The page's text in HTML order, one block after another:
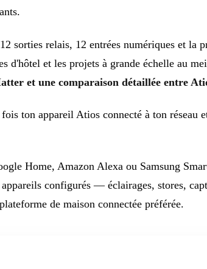
sorties relais, 12 entrées numériques et
d'hôtel et les projets à grande échelle au
et une comparaison détaillée entre
ton appareil Atios connecté à ton réseau
Home, Amazon Alexa ou Samsung
configurés — éclairages, stores,
de maison connectée préférée.